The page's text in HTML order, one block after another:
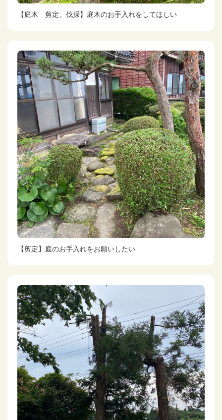
【庭木 剪定、伐採】庭木のお手入れをしてほしい
【剪定】庭のお手入れをお願いしたい